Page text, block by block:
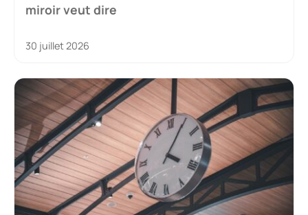
miroir veut dire
30 juillet 2026